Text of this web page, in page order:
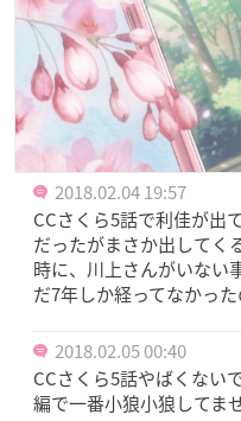
2018.02.04 19:57
CCさくら5話で利佳が出
だったがまさか出してく
時に、川上さんがいない
だ7年しか経ってなかっ
2018.02.05 00:40
CCさくら5話やばくない
編で一番小狼小狼してま